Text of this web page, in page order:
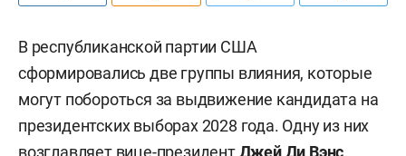
В республиканской партии США
сформировались две группы влияния, которые
могут побороться за выдвижение кандидата на
президентских выборах 2028 года. Одну из них
возглавляет вице-президентДжей Ди Вэнс,